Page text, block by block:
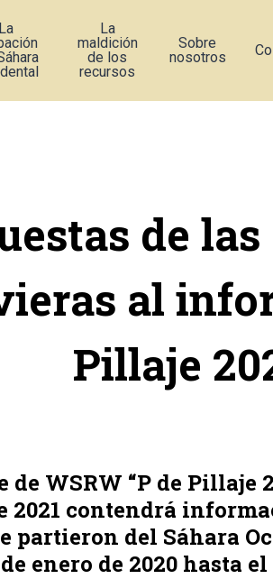
La
La
maldición
de los
recursos
Sobre
nosotros
de
al
Pillaje
WSRW “P de Pillaje
2021 contendrá
partieron del Sáhara
enero de 2020 hasta